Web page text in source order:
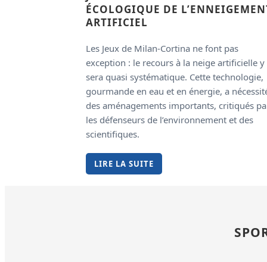
ÉCOLOGIQUE DE
ARTIFICIEL
Les Jeux de Milan-Cortina ne font pas
exception : le recours à la neige artificielle y
sera quasi systématique. Cette technologie,
gourmande en eau et en énergie, a
des aménagements importants, critiqués
les défenseurs de l’environnement et des
scientifiques.
LIRE LA SUITE